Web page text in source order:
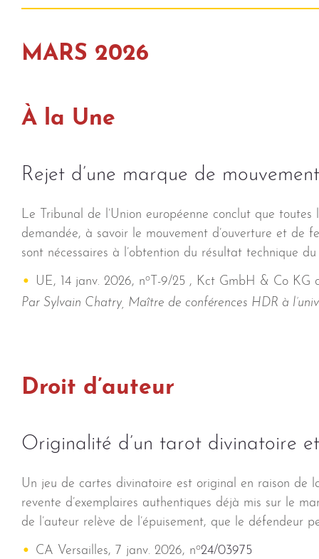
MARS 2026
À la Une
Rejet d’une marque de mouvement
Le Tribunal de l’Union européenne conclut que
demandée, à savoir le mouvement d’ouverture et de
sont nécessaires à l’obtention du résultat technique
UE, 14 janv. 2026, no T-9/25 , Kct GmbH & Co KG
Par Sylvain Chatry, Maître de conférences HDR à
Droit d’auteur
Originalité d’un tarot divinatoire
Un jeu de cartes divinatoire est original en raison de
revente d’exemplaires authentiques déjà mis sur le
de l’auteur relève de l’épuisement, que le défendeur
CA Versailles, 7 janv. 2026, no24/03975